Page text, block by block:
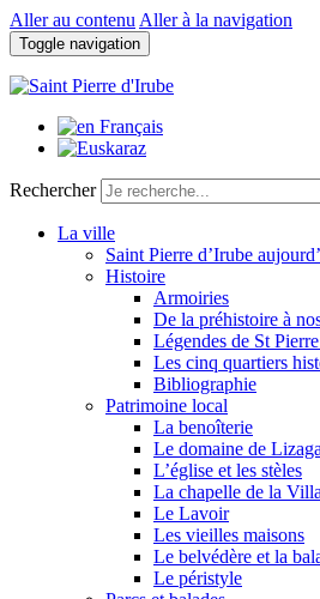
Aller au contenu Aller à la navigation
Toggle navigation
Rechercher
La ville
Saint Pierre d’Irube
Histoire
Armoiries
De la préhistoire à
Légendes de St
Les cinq quartiers
Bibliographie
Patrimoine local
La benoîterie
Le domaine de Lizaga
L’église et les stèles
La chapelle de la
Le Lavoir
Les vieilles maisons
Le belvédère et la
Le péristyle